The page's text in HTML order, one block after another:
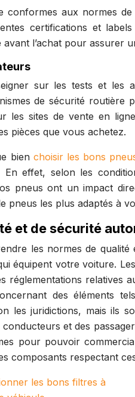
conformes aux normes
certifications et
l’achat pour assurer
sur les tests et les
de sécurité routière
les sites de vente en
pièces que vous achetez.
bien choisir les bons
En effet, selon les
pneus ont un impact
pneus les plus adaptés à
et de sécurité
les normes de
équipent votre voiture.
réglementations relatives
des éléments
les juridictions, mais ils
et des
pour pouvoir
composants respectant
les bons filtres à